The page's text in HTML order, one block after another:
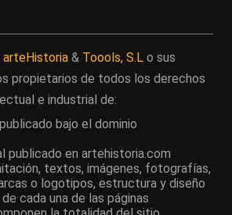
arteHistoria & Toools, S.L o sus
propietarios de todos los derechos
e industrial de:
bajo el dominio
publicado en artehistoria.com
textos, imágenes, fotografías,
o logotipos, estructura y diseño
cada una de las páginas